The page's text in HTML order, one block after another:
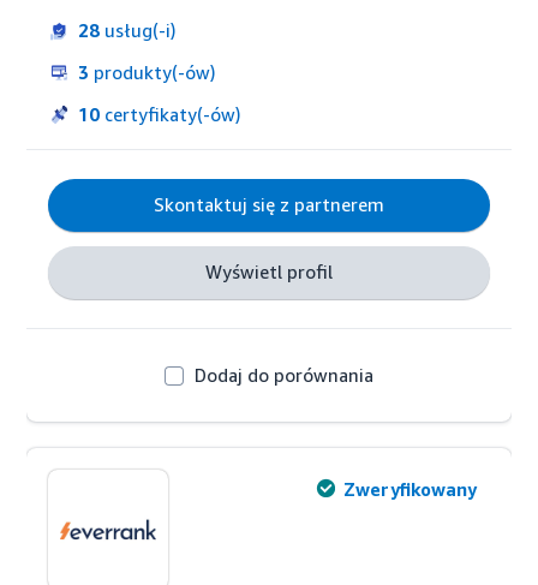
Brukseli oraz zasięgiem obejmującym region EMEA,
Programmads oferuje swoim klientom
(reklamodawcom i agencjom) kompleksowe
wsparcie w zakresie narzędzi marketingu
wyników działań marketingowych dzięki
zastosowaniu technologii.
28 usług(-i)
3 produkty(-ów)
10 certyfikaty(-ów)
Skontaktuj się z partnerem
Wyświetl profil
Dodaj do porównania
Zweryfikowany